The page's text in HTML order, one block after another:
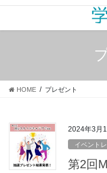
コ
テ
ス
ナ
ゲ
ン
HOME プレゼント
2024年3月
イベント
第2回